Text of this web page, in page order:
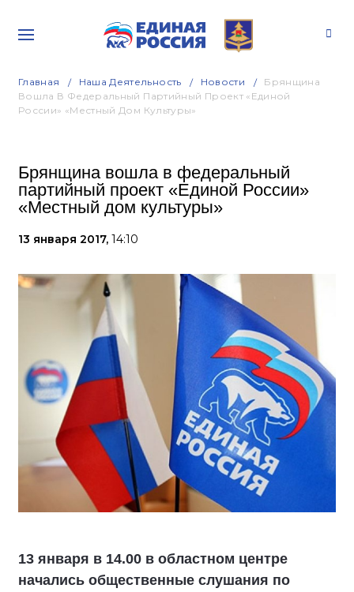
Главная Наша Деятельность Новости
Брянщина
Вошла В Федеральный Партийный Проект «Единой
России» «Местный Дом Культуры»
Брянщина вошла в федеральный
партийный проект «Единой России»
«Местный дом культуры»
13 января 2017, 14:10
13 января в 14.00 в областном центре
начались общественные слушания по